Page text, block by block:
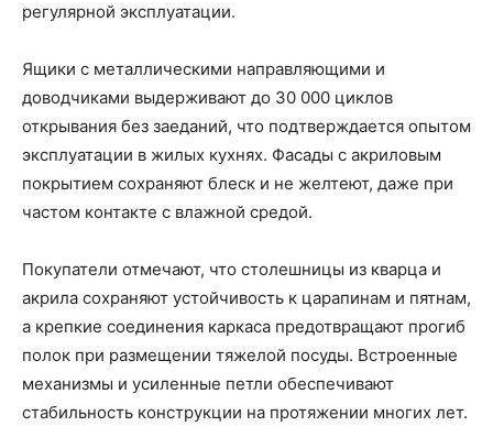
регулярной эксплуатации.
Ящики с металлическими направляющими и
доводчиками выдерживают до 30 000 циклов
открывания без заеданий, что подтверждается опытом
эксплуатации в жилых кухнях. Фасады с акриловым
покрытием сохраняют блеск и не желтеют, даже при
частом контакте с влажной средой.
Покупатели отмечают, что столешницы из кварца и
акрила сохраняют устойчивость к царапинам и пятнам,
а крепкие соединения каркаса предотвращают прогиб
полок при размещении тяжелой посуды. Встроенные
механизмы и усиленные петли обеспечивают
стабильность конструкции на протяжении многих лет.